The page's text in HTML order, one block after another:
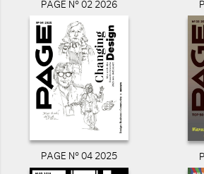
PAGE N° 02 2026
PAGE N° 04 2025